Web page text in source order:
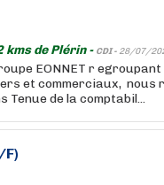
kms de Plérin - CDI - 28/07/
EONNET r
et commerciaux, nous
Tenue de la comptabil...
F)